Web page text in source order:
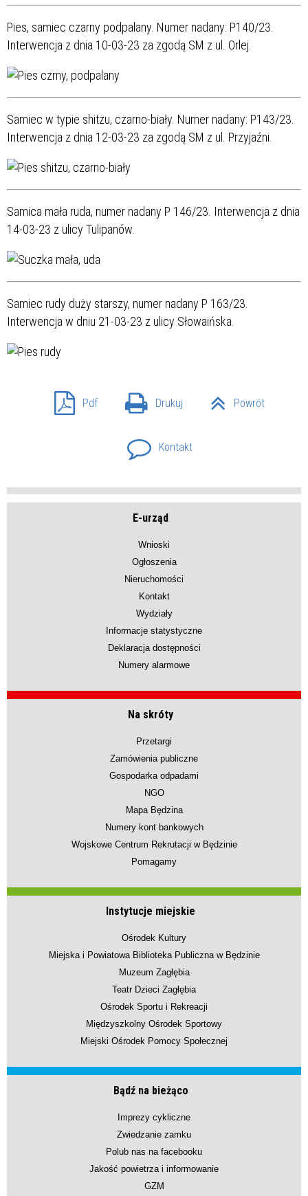
Pies, samiec czarny podpalany. Numer nadany: P140/23.
Interwencja z dnia 10-03-23 za zgodą SM z ul. Orlej.
Samiec w typie shitzu, czarno-biały. Numer nadany: P143/23.
Interwencja z dnia 12-03-23 za zgodą SM z ul. Przyjaźni.
Samica mała ruda, numer nadany P 146/23. Interwencja z dnia
14-03-23 z ulicy Tulipanów.
Samiec rudy duży starszy, numer nadany P 163/23.
Interwencja w dniu 21-03-23 z ulicy Słowaińska.
Pdf Drukuj Powrót
Kontakt
E-urząd
Wnioski
Ogłoszenia
Nieruchomości
Kontakt
Wydziały
Informacje statystyczne
Deklaracja dostępności
Numery alarmowe
Na skróty
Przetargi
Zamówienia publiczne
Gospodarka odpadami
NGO
Mapa Będzina
Numery kont bankowych
Wojskowe Centrum Rekrutacji w Będzinie
Pomagamy
Instytucje miejskie
Ośrodek Kultury
Miejska i Powiatowa Biblioteka Publiczna w Będzinie
Muzeum Zagłębia
Teatr Dzieci Zagłębia
Ośrodek Sportu i Rekreacji
Międzyszkolny Ośrodek Sportowy
Miejski Ośrodek Pomocy Społecznej
Bądź na bieżąco
Imprezy cykliczne
Zwiedzanie zamku
Polub nas na facebooku
Jakość powietrza i informowanie
GZM